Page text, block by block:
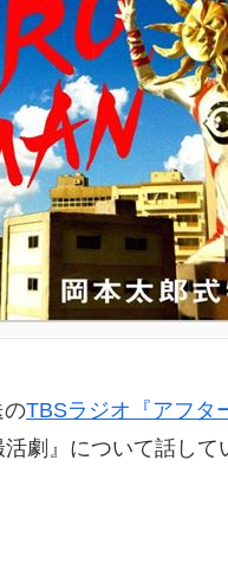
のTBSラジオ『アフタ
劇』について話して